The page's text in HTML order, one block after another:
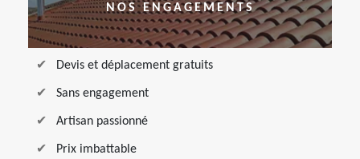
NOS ENGAGEMENTS
Devis et déplacement gratuits
Sans engagement
Artisan passionné
Prix imbattable